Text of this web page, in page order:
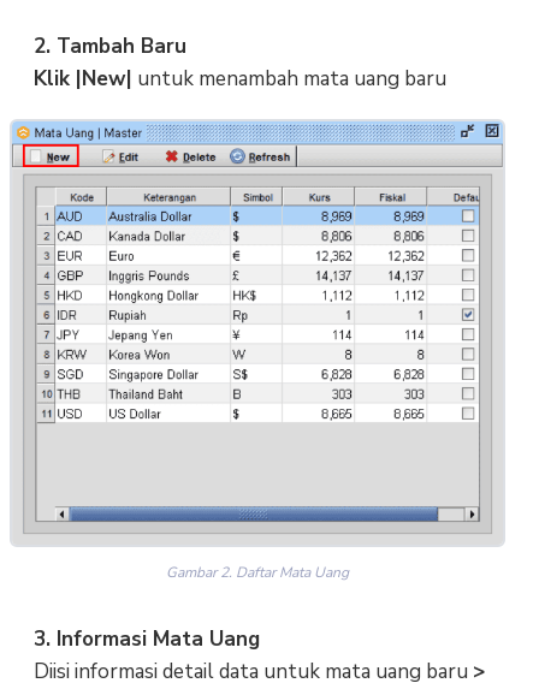
2. Tambah Baru
Klik |New| untuk menambah mata uang baru
Gambar 2. Daftar Mata Uang
3. Informasi Mata Uang
Diisi informasi detail data untuk mata uang baru >